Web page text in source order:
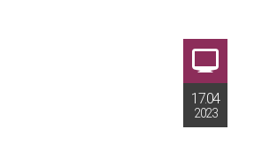
17.04
2023